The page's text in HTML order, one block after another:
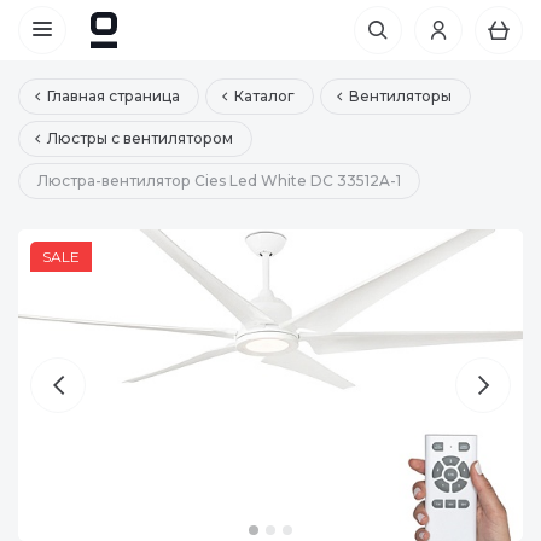
Главная страница Каталог Вентиляторы
Люстры с вентилятором
Люстра-вентилятор Cies Led White DC 33512A-1
SALE
SALE
SALE